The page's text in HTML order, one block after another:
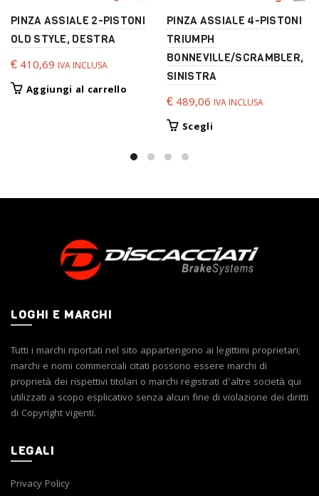
PINZA ASSIALE 2-PISTONI
OLD STYLE, DESTRA
€410,69 IVA INCLUSA
Aggiungi al carrello
PINZA ASSIALE 4-PISTONI
TRIUMPH
BONNEVILLE/SCRAMBLER,
SINISTRA
€489,06 IVA INCLUSA
ScegliQuesto
essere
scelte
LOGHI E MARCHI
Tutti i marchi riportati nel sito appartengono ai legittimi proprietari;
marchi e nomi commerciali citati possono essere marchi di
proprietà dei rispettivi titolari o marchi registrati d’altre società qui
utilizzati a scopo esplicativo senza alcun fine di violazione dei diritti
di Copyright vigenti.
LEGALI
Privacy Policy